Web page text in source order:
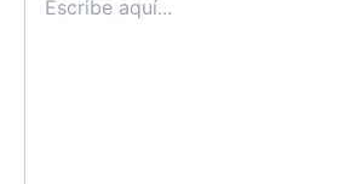
aquí...